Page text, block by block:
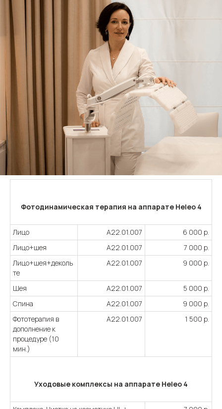
Фотодинамическая терапия на аппарате Heleo 4
Лицо А22.01.007
6 000 р.
Лицо+шея
А22.01.007
7 000 р.
Лицо+шея+деколь
те
А22.01.007 9 000 р.
Шея А22.01.007
5 000 р.
Спина
А22.01.007
9 000 р.
Фототерапия в
дополнение к
процедуре (10
мин.)
А22.01.007 1 500 р.
Уходовые комплексы на аппарате Heleo 4